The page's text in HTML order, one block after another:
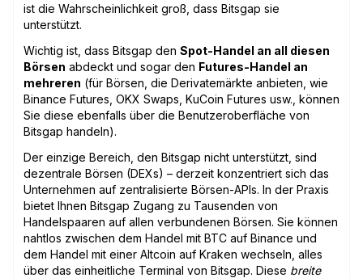
ist die Wahrscheinlichkeit groß, dass Bitsgap sie
unterstützt.
Wichtig ist, dass Bitsgap den Spot-Handel an all diesen
Börsen abdeckt und sogar den Futures-Handel an
mehreren (für Börsen, die Derivatemärkte anbieten, wie
Binance Futures, OKX Swaps, KuCoin Futures usw., können
Sie diese ebenfalls über die Benutzeroberfläche von
Bitsgap handeln).
Der einzige Bereich, den Bitsgap nicht unterstützt, sind
dezentrale Börsen (DEXs) – derzeit konzentriert sich das
Unternehmen auf zentralisierte Börsen-APIs. In der Praxis
bietet Ihnen Bitsgap Zugang zu Tausenden von
Handelspaaren auf allen verbundenen Börsen. Sie können
nahtlos zwischen dem Handel mit BTC auf Binance und
dem Handel mit einer Altcoin auf Kraken wechseln, alles
über das einheitliche Terminal von Bitsgap. Diese breite